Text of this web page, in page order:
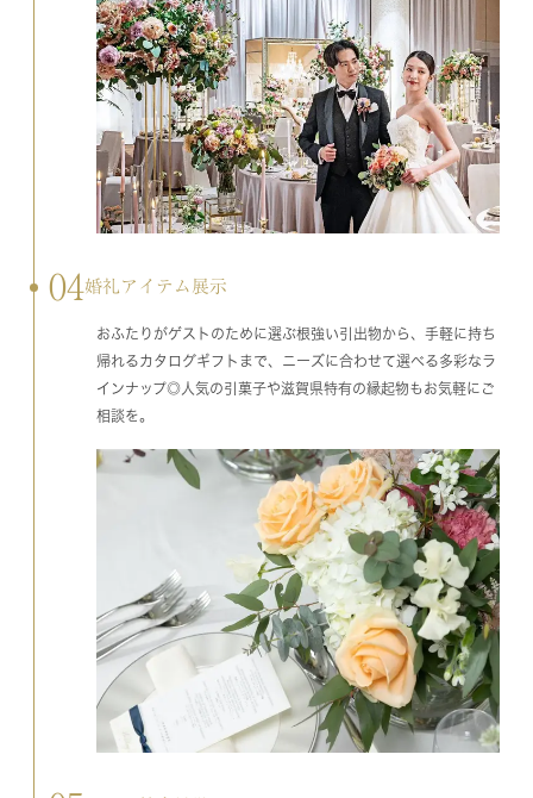
04婚礼アイテム展示
おふたりがゲストのために選ぶ根強い引出物から、手軽に持ち
帰れるカタログギフトまで、ニーズに合わせて選べる多彩なラ
インナップ◎人気の引菓子や滋賀県特有の縁起物もお気軽にご
相談を。